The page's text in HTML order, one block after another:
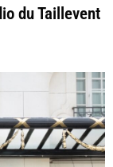
du Taillevent